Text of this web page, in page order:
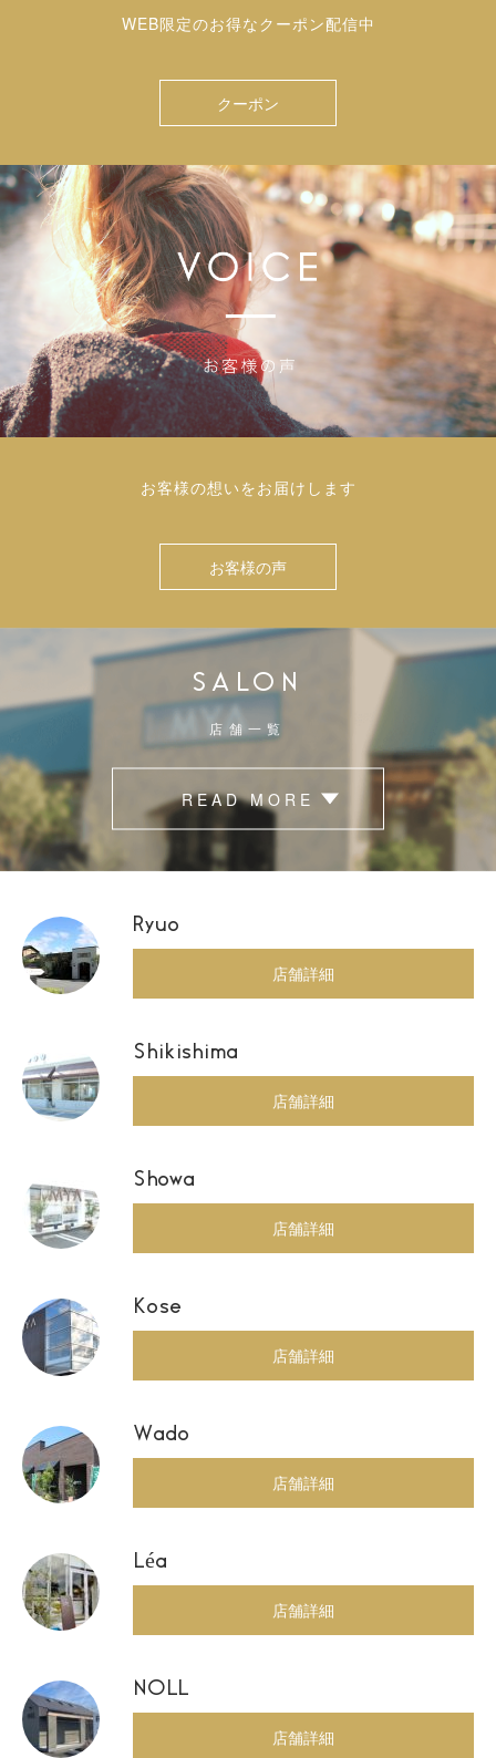
WEB限定のお得なクーポン配信中
クーポン
お客様の想いをお届けします
お客様の声
SALON
店舗一覧
READ MORE
Ryuo
店舗詳細
Shikishima
店舗詳細
Showa
店舗詳細
Kose
店舗詳細
Wado
店舗詳細
Léa
店舗詳細
NOLL
店舗詳細